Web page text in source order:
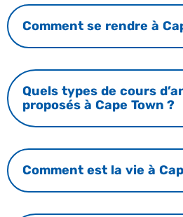
Comment se rendre à
Quels types de cours
proposés à Cape Town ?
Comment est la vie à